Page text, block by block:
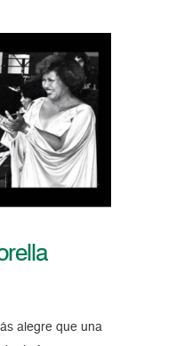
alegre que una